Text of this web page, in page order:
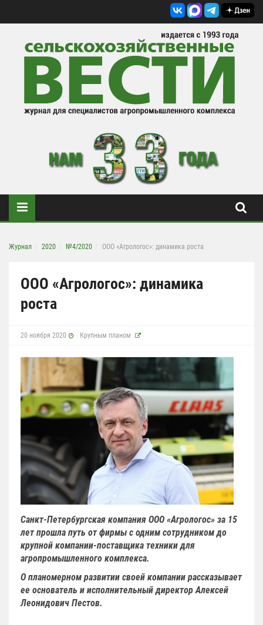
Журнал 2020 №4/2020 ООО «Агрологос»: динамика роста
ООО «Агрологос»: динамика
роста
20 ноября 2020 Крупным планом
Санкт-Петербургская компания ООО «Агрологос» за 15
лет прошла путь от фирмы с одним сотрудником до
крупной компании-поставщика техники для
агропромышленного комплекса.
О планомерном развитии своей компании рассказывает
ее основатель и исполнительный директор Алексей
Леонидович Пестов.